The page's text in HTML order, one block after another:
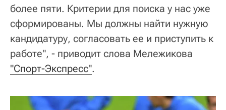
более пяти. Критерии для поиска у нас уже
сформированы. Мы должны найти нужную
кандидатуру, согласовать ее и приступить к
работе", - приводит слова Мележикова
"Спорт-Экспресс".